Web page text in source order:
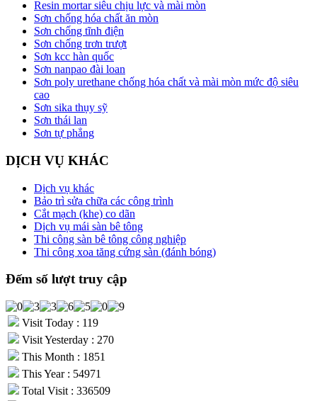
Resin mortar siêu chịu lực và mài mòn
Sơn chống hóa chất ăn mòn
Sơn chống tĩnh điện
Sơn chống trơn trượt
Sơn kcc hàn quốc
Sơn nanpao đài loan
Sơn poly urethane chống hóa chất và mài mòn mức độ siêu
cao
Sơn sika thụy sỹ
Sơn thái lan
Sơn tự phẳng
DỊCH VỤ KHÁC
Dịch vụ khác
Bảo trì sửa chữa các công trình
Cắt mạch (khe) co dãn
Dịch vụ mái sàn bê tông
Thi công sàn bê tông công nghiệp
Thi công xoa tăng cứng sàn (đánh bóng)
Đếm số lượt truy cập
Visit Today : 119
Visit Yesterday : 270
This Month : 1851
This Year : 54971
Total Visit : 336509